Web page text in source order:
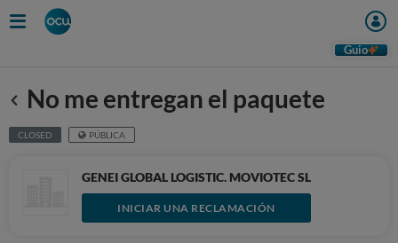
Guio
Anterior
No me entregan el paquete
CLOSED PÚBLICA
GENEI GLOBAL LOGISTIC. MOVIOTEC SL
INICIAR UNA RECLAMACIÓN